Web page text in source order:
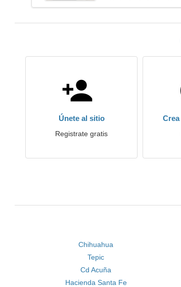
Únete al sitio
Registrate gratis
Chihuahua
Tepic
Cd Acuña
Hacienda Santa Fe